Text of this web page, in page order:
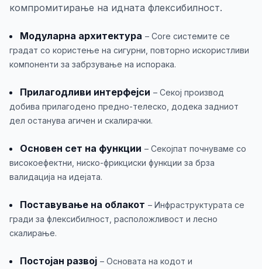
компромитирање на идната флексибилност.
Модуларна архитектура – Core системите се
градат со користење на сигурни, повторно искористливи
компоненти за забрзување на испорака.
Прилагодливи интерфејси – Секој производ
добива прилагодено предно-телеско, додека задниот
дел останува агичен и скалирачки.
Основен сет на функции – Секојпат почнуваме со
високоефектни, ниско-фрикциски функции за брза
валидација на идејата.
Поставување на облакот – Инфраструктурата се
гради за флексибилност, расположливост и лесно
скалирање.
Постојан развој – Основата на кодот и